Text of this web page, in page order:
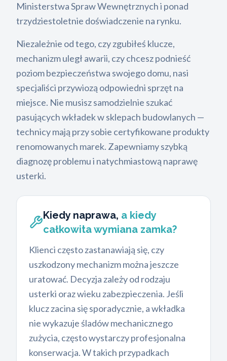
Ministerstwa Spraw Wewnętrznych i ponad
trzydziestoletnie doświadczenie na rynku.
Niezależnie od tego, czy zgubiłeś klucze,
mechanizm uległ awarii, czy chcesz podnieść
poziom bezpieczeństwa swojego domu, nasi
specjaliści przywiozą odpowiedni sprzęt na
miejsce. Nie musisz samodzielnie szukać
pasujących wkładek w sklepach budowlanych —
technicy mają przy sobie certyfikowane produkty
renomowanych marek. Zapewniamy szybką
diagnozę problemu i natychmiastową naprawę
usterki.
Kiedy naprawa, a kiedy
całkowita wymiana zamka?
Klienci często zastanawiają się, czy
uszkodzony mechanizm można jeszcze
uratować. Decyzja zależy od rodzaju
usterki oraz wieku zabezpieczenia. Jeśli
klucz zacina się sporadycznie, a wkładka
nie wykazuje śladów mechanicznego
zużycia, często wystarczy profesjonalna
konserwacja. W takich przypadkach